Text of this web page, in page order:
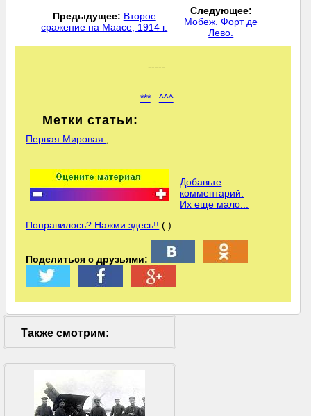
Предыдущее: Второе
сражение на Маасе, 1914 г.
Следующее:
Мобеж. Форт де
Лево.
-----
*** ^^^
Метки статьи:
Первая Мировая ;
Добавьте
комментарий.
Их еще мало...
Понравилось? Нажми здесь!! ( )
Поделиться с друзьями:
Также смотрим: